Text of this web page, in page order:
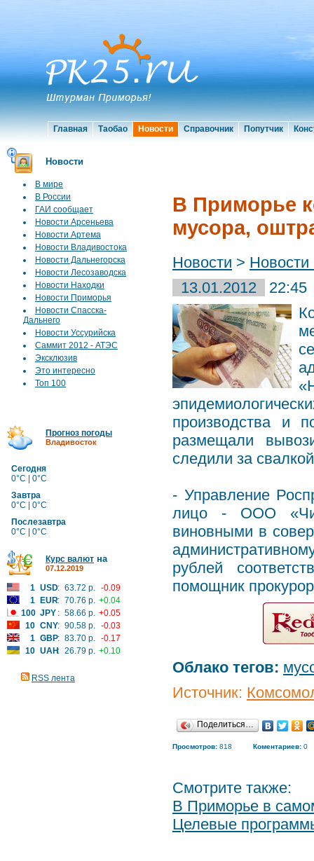
Главная Таобао Новости Справочник Попутчик
Новости
В мире
В России
ГАИ сообщает
Новости Арсеньева
Новости Артема
Новости Владивостока
Новости Дальнегорска
Новости Лесозаводска
Новости Находки
Новости Приморья
Новости Спасска-
Дальнего
Новости Уссурийска
Саммит 2012 - АТЭС
Эксклюзив
Это интересно
Топ 100
Прогноз погоды
Владивосток
Сегодня
0°C | 0°C
Завтра
0°C | 0°C
Послезавтра
0°C | 0°C
Курс валют на
07.12.2019
1 USD: 63.72 р. -0.09
1
EUR: 70.76 р. +0.04
100 JPY : 58.66 р. +0.05
10 CNY: 90.58 р. -0.03
1 GBP: 83.70 р. -0.17
10 UAH: 26.79 р. +0.10
RSS лента
В Приморье
мусора,
Новости >
13.01.2012
22:45
производства и
размещали
следили за
- Управление
лицо - ООО
виновными в
рублей
помощник
Облако тегов:
Источник:
Поделиться…
Просмотров: 818 Коментариев: 0
Смотрите также:
В Приморье в
Целевые